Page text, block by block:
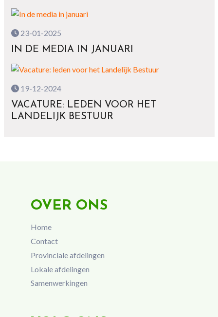
23-01-2025
IN DE MEDIA IN JANUARI
19-12-2024
VACATURE: LEDEN VOOR HET
LANDELIJK BESTUUR
OVER ONS
Home
Contact
Provinciale afdelingen
Lokale afdelingen
Samenwerkingen